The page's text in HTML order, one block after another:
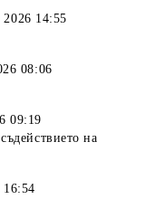
2026 14:55
08:06
09:19
на
16:54